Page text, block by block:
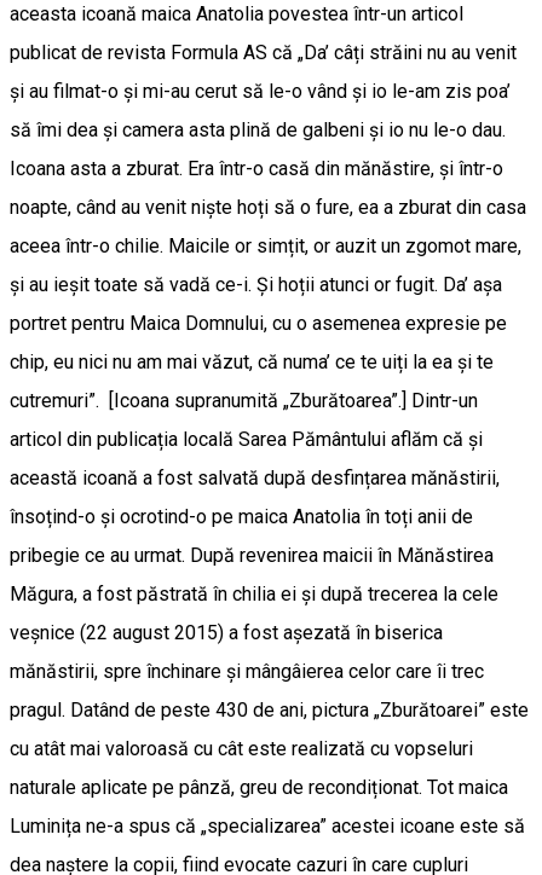
aceasta icoană maica Anatolia povestea într-un articol
publicat de revista Formula AS că „Da’ câți străini nu au venit
și au filmat-o și mi-au cerut să le-o vând și io le-am zis poa’
să îmi dea și camera asta plină de galbeni și io nu le-o dau.
Icoana asta a zburat. Era într-o casă din mănăstire, și într-o
noapte, când au venit niște hoți să o fure, ea a zburat din casa
aceea într-o chilie. Maicile or simțit, or auzit un zgomot mare,
și au ieșit toate să vadă ce-i. Și hoții atunci or fugit. Da’ așa
portret pentru Maica Domnului, cu o asemenea expresie pe
chip, eu nici nu am mai văzut, că numa’ ce te uiți la ea și te
cutremuri”. [Icoana supranumită „Zburătoarea”.] Dintr-un
articol din publicația locală Sarea Pământului aflăm că și
această icoană a fost salvată după desfințarea mănăstirii,
însoțind-o și ocrotind-o pe maica Anatolia în toți anii de
pribegie ce au urmat. După revenirea maicii în Mănăstirea
Măgura, a fost păstrată în chilia ei și după trecerea la cele
veșnice (22 august 2015) a fost așezată în biserica
mănăstirii, spre închinare și mângâierea celor care îi trec
pragul. Datând de peste 430 de ani, pictura „Zburătoarei” este
cu atât mai valoroasă cu cât este realizată cu vopseluri
naturale aplicate pe pânză, greu de recondiționat. Tot maica
Luminița ne-a spus că „specializarea” acestei icoane este să
dea naștere la copii, fiind evocate cazuri în care cupluri